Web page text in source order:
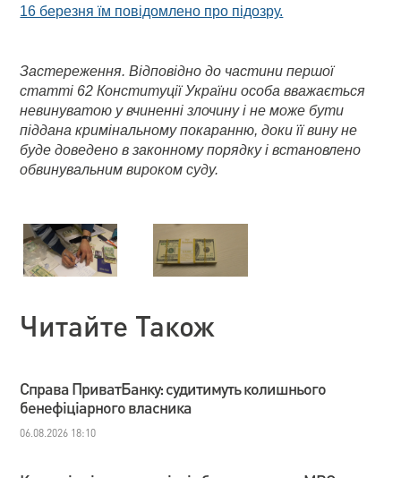
16 березня їм повідомлено про підозру.
Застереження. Відповідно до частини першої
статті 62 Конституції України особа вважається
невинуватою у вчиненні злочину і не може бути
піддана кримінальному покаранню, доки її вину не
буде доведено в законному порядку і встановлено
обвинувальним вироком суду.
Читайте Також
Справа ПриватБанку: судитимуть колишнього
бенефіціарного власника
06.08.2026 18:10